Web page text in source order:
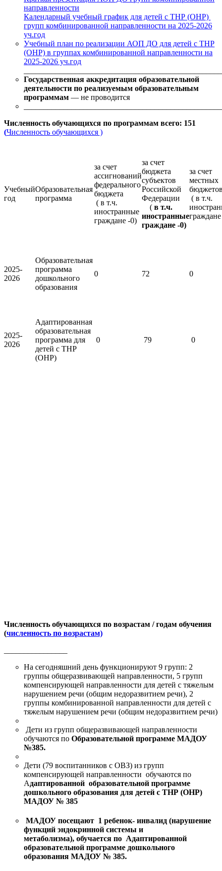
направленности
Календарный учебный график для детей с ТНР (ОНР)
групп комбинированной направленности на 2025-2026
уч.год
Учебный план по реализации АОП ДО для детей с ТНР
(ОНР) в группах комбинированной направленности на
2025-2026 уч.год
Государственная аккредитация образовательной
деятельности по реализуемым образовательным
программам — не проводится
Численность обучающихся по программам всего: 151
(Численность обучающихся )
Учебный
год
Образовательная
программа
за счет
ассигнований
федерального
бюджета
( в т.ч.
иностранные
граждане -0)
за счет
бюджета
субъектов
Российской
Федерации
( в т.ч.
иностранные
граждане -0)
за счет
местных
( в т.ч.
2025-
2026
Образовательная
программа
дошкольного
образования
0 72 0
2025-
2026
Адаптированная
образовательная
программа для
детей с ТНР
(ОНР)
0 79 0
Численность обучающихся по возрастам / годам обучения
(численность по возрастам)
На сегодняшний день функционируют 9 групп: 2
группы общеразвивающей направленности, 5 групп
компенсирующей направленности для детей с тяжелым
нарушением речи (общим недоразвитием речи), 2
группы комбинированной направленности для детей с
тяжелым нарушением речи (общим недоразвитием речи)
Дети из групп общеразвивающей направленности
обучаются по Образовательной программе МАДОУ
№385.
Дети (79 воспитанников с ОВЗ) из групп
компенсирующей направленности обучаются по
Адаптированной образовательной программе
дошкольного образования для детей с ТНР (ОНР)
МАДОУ № 385
МАДОУ посещают 1 ребенок- инвалид (нарушение
функций эндокринной системы и
метаболизма), обучается по Адаптированной
образовательной программе дошкольного
образования МАДОУ № 385.